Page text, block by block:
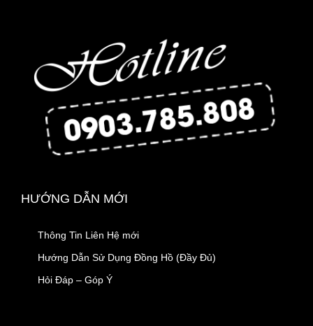
HƯỚNG DẪN MỚI
Thông Tin Liên Hệ mới
Hướng Dẫn Sử Dụng Đồng Hồ (Đầy Đủ)
Hỏi Đáp – Góp Ý